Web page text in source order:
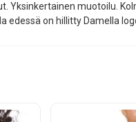
Yksinkertainen muotoilu.
edessä on hillitty Damella